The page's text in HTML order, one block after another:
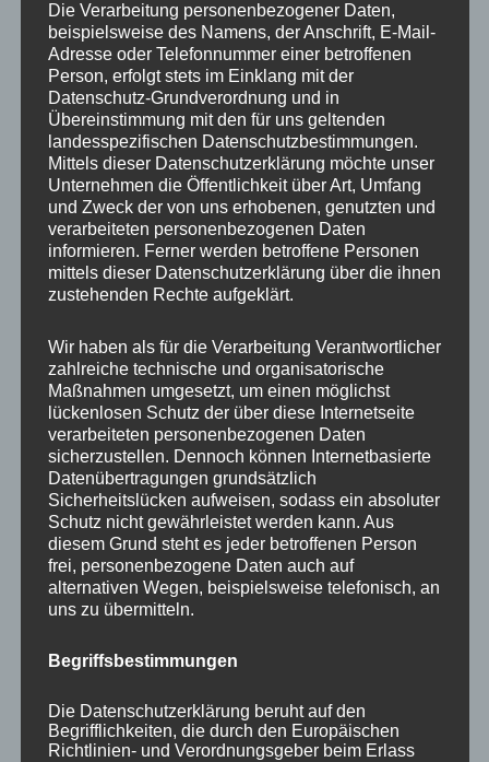
MP Mario Porten
Beratung
Training
Coaching
Impulsvorträge
Your email:
Aktuelles vom MP
Allgemein
Die Verarbeitung personenbezogener Daten,
beispielsweise des Namens, der Anschrift, E-Mail-
Adresse oder Telefonnummer einer betroffenen
Person, erfolgt stets im Einklang mit der
Datenschutz-Grundverordnung und in
Übereinstimmung mit den für uns geltenden
landesspezifischen Datenschutzbestimmungen.
Mittels dieser Datenschutzerklärung möchte unser
Unternehmen die Öffentlichkeit über Art, Umfang
und Zweck der von uns erhobenen, genutzten und
verarbeiteten personenbezogenen Daten
informieren. Ferner werden betroffene Personen
mittels dieser Datenschutzerklärung über die ihnen
zustehenden Rechte aufgeklärt.
Wir haben als für die Verarbeitung Verantwortlicher
zahlreiche technische und organisatorische
Maßnahmen umgesetzt, um einen möglichst
lückenlosen Schutz der über diese Internetseite
verarbeiteten personenbezogenen Daten
sicherzustellen. Dennoch können Internetbasierte
Datenübertragungen grundsätzlich
Sicherheitslücken aufweisen, sodass ein absoluter
Schutz nicht gewährleistet werden kann. Aus
diesem Grund steht es jeder betroffenen Person
frei, personenbezogene Daten auch auf
alternativen Wegen, beispielsweise telefonisch, an
uns zu übermitteln.
Begriffsbestimmungen
Die Datenschutzerklärung beruht auf den
Begrifflichkeiten, die durch den Europäischen
Richtlinien- und Verordnungsgeber beim Erlass